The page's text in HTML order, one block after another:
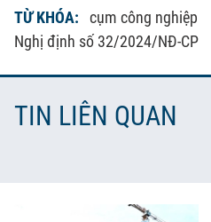
TỪ KHÓA: cụm công nghiệp
Nghị định số 32/2024/NĐ-CP
TIN LIÊN QUAN